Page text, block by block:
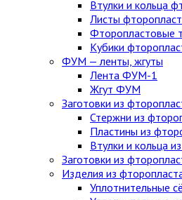
Втулки и кольца
Листы
Фторопластовые
Кубики
ФУМ — ленты, жгуты
Лента ФУМ-1
Жгут ФУМ
Заготовки из
Стержни из
Пластины из
Втулки и кольца
Заготовки из
Изделия из
Уплотнительные